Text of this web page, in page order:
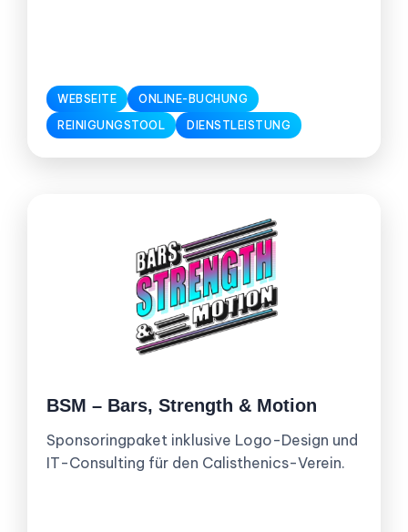
WEBSEITE
ONLINE-BUCHUNG
REINIGUNGSTOOL
DIENSTLEISTUNG
BSM – Bars, Strength & Motion
Sponsoringpaket inklusive Logo-Design und
IT-Consulting für den Calisthenics-Verein.